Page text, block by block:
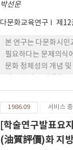
박선운
다문화교육연구 제12
본 연구는 다문화시민
필요하다는 문제의식
문화 정체성의 개념
을 검토한 후, 이들이
대하여 긍정적으로 바
로서의 참여와 밀접히
라는 것을 강조하였다
사 교육, 학생 및 공동
1986.09 서비스
[학술연구발표요
(油質評價)화 지